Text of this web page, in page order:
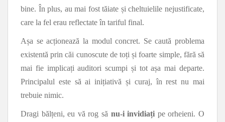
bine. În plus, au mai fost tăiate și cheltuielile nejustificate,
care la fel erau reflectate în tariful final.
Așa se acționează la modul concret. Se caută problema
existentă prin căi cunoscute de toți și foarte simple, fără să
mai fie implicați auditori scumpi și tot așa mai departe.
Principalul este să ai inițiativă și curaj, în rest nu mai
trebuie nimic.
Dragi bălțeni, eu vă rog să nu-i invidiați pe orheieni. O